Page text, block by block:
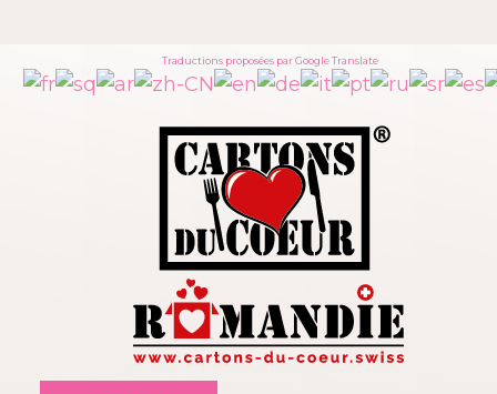
Traductions proposées par Google Translate